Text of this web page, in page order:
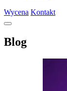
Wycena Kontakt
Blog